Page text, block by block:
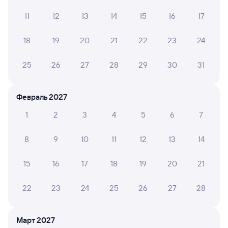
10 ЕЛЕНА К.
Отличный чистый вагон N5, приветливые проводники.
АЛЬБИНА А.
25 июля 2026 • Поезд 149У
под столом, у боковых нет розеток. Жара
10 АЛЕКСАНДР К.
11 12 13 14 15 16 17
18 19 20 21 22 23 24
25 26 27 28 29 30 31
Февраль 2027
1
2 3 4 5 6 7
8 9 10 11 12 13 14
15 16 17 18 19 20 21
22 23 24 25 26 27 28
Март 2027